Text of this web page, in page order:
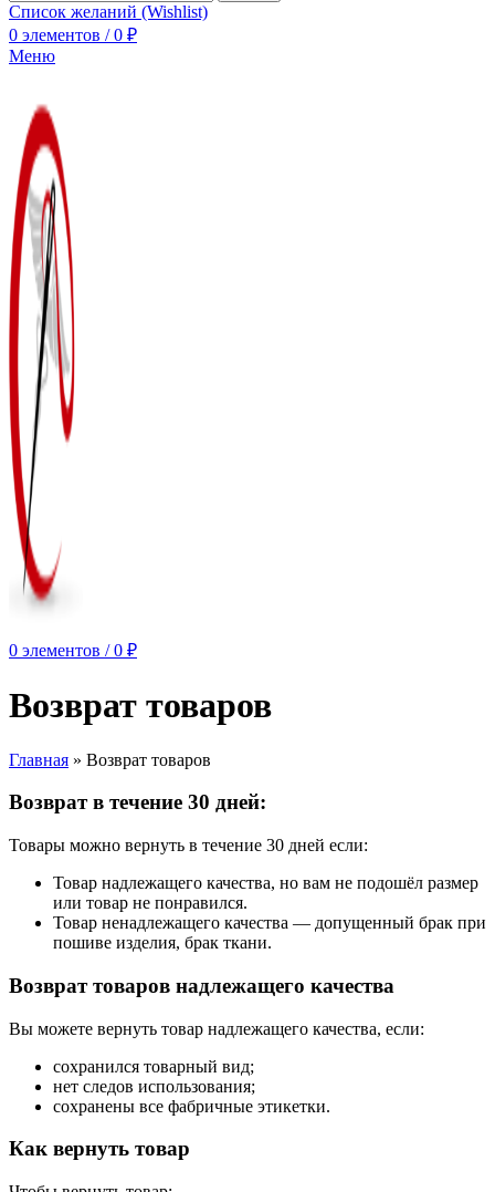
Список желаний (Wishlist)
0 элементов / 0 ₽
Меню
0 элементов / 0 ₽
Возврат товаров
Главная » Возврат товаров
Возврат в течение 30 дней:
Товары можно вернуть в течение 30 дней если:
Товар надлежащего качества, но вам не подошёл размер
или товар не понравился.
Товар ненадлежащего качества — допущенный брак при
пошиве изделия, брак ткани.
Возврат товаров надлежащего качества
Вы можете вернуть товар надлежащего качества, если:
сохранился товарный вид;
нет следов использования;
сохранены все фабричные этикетки.
Как вернуть товар